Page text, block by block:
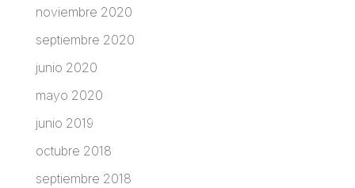
noviembre 2020
septiembre 2020
junio 2020
mayo 2020
junio 2019
octubre 2018
septiembre 2018